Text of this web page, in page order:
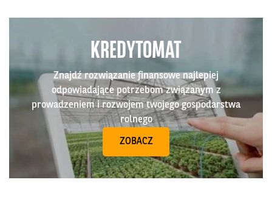
KREDYTOMAT
Znajdź rozwiązanie finansowe najlepiej
odpowiadające potrzebom związanym z
prowadzeniem i rozwojem twojego gospodarstwa
rolnego
ZOBACZ